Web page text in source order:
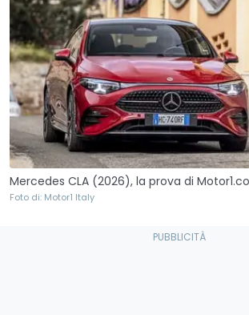
Mercedes CLA (2026), la prova di
Foto di: Motor1 Italy